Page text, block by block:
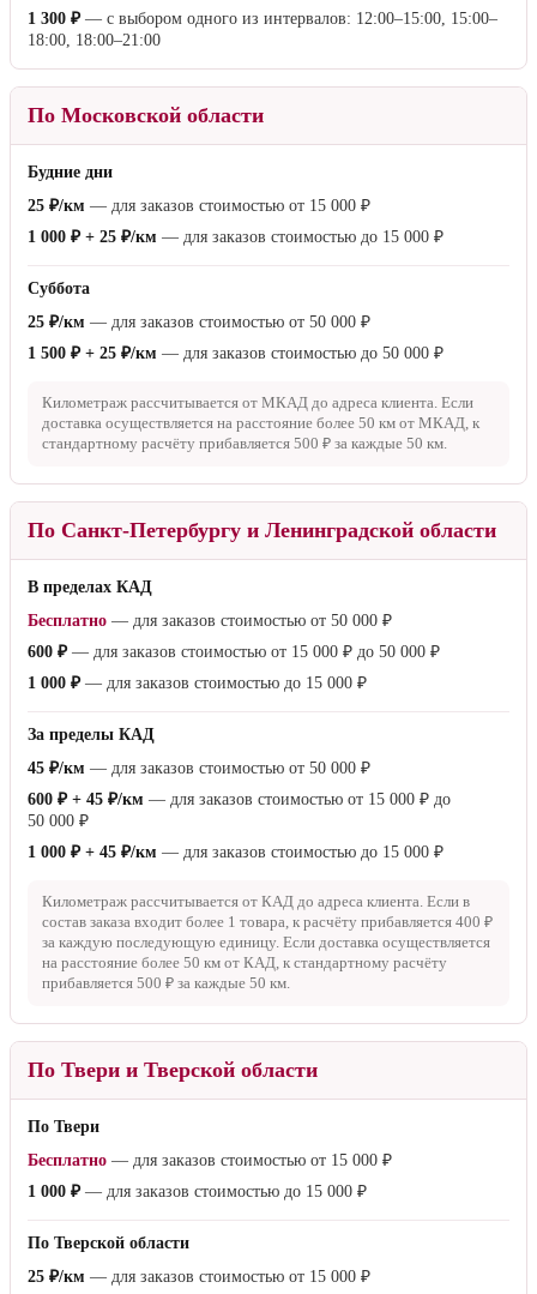
1 300 ₽— с выбором одного из интервалов: 12:00–15:00, 15:00–
18:00, 18:00–21:00
По Московской области
Будние дни
25 ₽/км — для заказов стоимостью от 15 000 ₽
1 000 ₽ + 25 ₽/км — для заказов стоимостью до 15 000 ₽
Суббота
25 ₽/км — для заказов стоимостью от 50 000 ₽
1 500 ₽ + 25 ₽/км — для заказов стоимостью до 50 000 ₽
Километраж рассчитывается от МКАД до адреса клиента. Если
доставка осуществляется на расстояние более 50 км от МКАД, к
стандартному расчёту прибавляется 500 ₽ за каждые 50 км
По Санкт-Петербургу и Ленинградской области
В пределах КАД
Бесплатно — для заказов стоимостью от 50 000 ₽
600 ₽— для заказов стоимостью от 15 000 ₽ до 50 000 ₽
1 000 ₽— для заказов стоимостью до 15 000 ₽
За пределы КАД
45 ₽/км — для заказов стоимостью от 50 000 ₽
600 ₽ + 45 ₽/км — для заказов стоимостью от 15 000 ₽ до
50 000 ₽
1 000 ₽ + 45 ₽/км — для заказов стоимостью до 15 000 ₽
Километраж рассчитывается от КАД до адреса клиента. Если в
состав заказа входит более 1 товара, к расчёту прибавляется 400 ₽
за каждую последующую единицу. Если доставка осуществляется
на расстояние более 50 км от КАД, к стандартному расчёту
прибавляется 500 ₽ за каждые 50 км
По Твери и Тверской области
По Твери
Бесплатно — для заказов стоимостью от 15 000 ₽
1 000 ₽— для заказов стоимостью до 15 000 ₽
По Тверской области
25 ₽/км — для заказов стоимостью от 15 000 ₽